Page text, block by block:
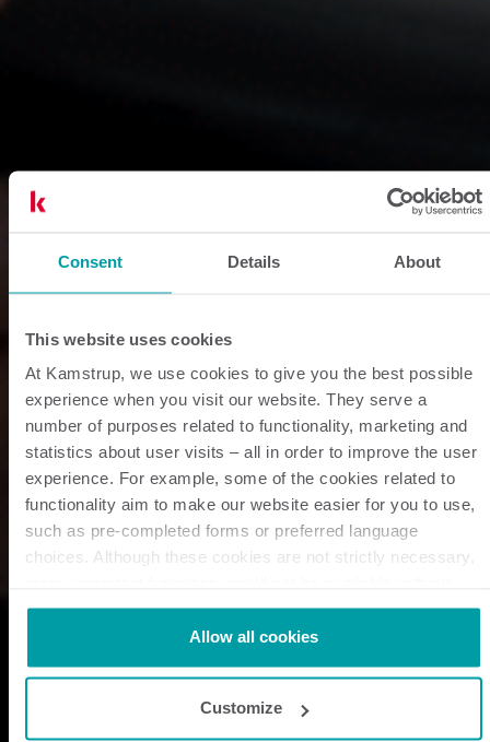
Consent Details About
This website uses cookies
At Kamstrup, we use cookies to give you the best possible
experience when you visit our website. They serve a
number of purposes related to functionality, marketing and
statistics about user visits – all in order to improve the user
experience. For example, some of the cookies related to
functionality aim to make our website easier for you to use,
such as pre-completed forms or preferred language
choices. Although these cookies are not strictly necessary,
them.
Kamstrup makes use of third-party cookies. A third-party
cookie is installed by someone other than us, such as other
Allow all cookies
Customize